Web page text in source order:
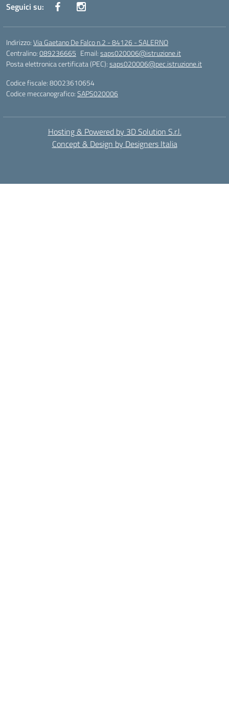
Seguici su:
Indirizzo:Via Gaetano De Falco n.2 - 84126 - SALERNO
Centralino:089236665 Email:saps020006@istruzione.it
Posta elettronica certificata (PEC):saps020006@pec.istruzione.it
Codice fiscale: 80023610654
Codice meccanografico:SAPS020006
Hosting & Powered by 3D Solution S.r.l.
Concept & Design by Designers Italia